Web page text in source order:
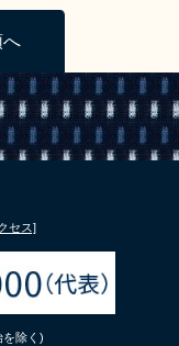
セス]
を除く)